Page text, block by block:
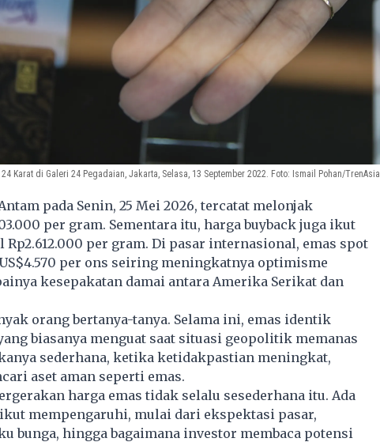
Karat di Galeri 24 Pegadaian, Jakarta, Selasa, 13 September 2022. Foto: Ismail Pohan/TrenAsia
pada Senin, 25 Mei 2026, tercatat melonjak
per gram. Sementara itu, harga buyback juga ikut
per gram. Di pasar internasional, emas spot
per ons seiring meningkatnya optimisme
kesepakatan damai antara Amerika Serikat dan
orang bertanya-tanya. Selama ini, emas identik
biasanya menguat saat situasi geopolitik memanas
sederhana, ketika ketidakpastian meningkat,
aset aman seperti emas.
harga emas tidak selalu sesederhana itu. Ada
mempengaruhi, mulai dari ekspektasi pasar,
bunga, hingga bagaimana investor membaca potensi